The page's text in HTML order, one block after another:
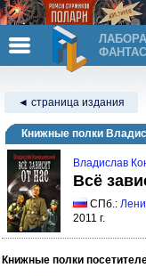
◄ страница издания
Книжные полки
Владислав
Всё
СПб.:
2011 г.
Книжные полки